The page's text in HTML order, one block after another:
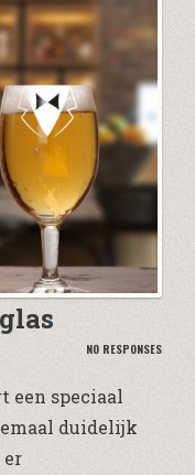
NO RESPONSES
een speciaal
duidelijk
er